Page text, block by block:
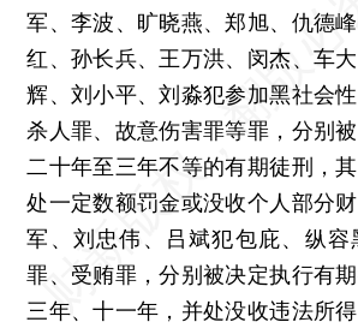
军、李波、旷晓燕、郑旭、仇德
红、孙长兵、王万洪、闵杰、车
辉、刘小平、刘淼犯参加黑社会
杀人罪、故意伤害罪等罪，分别
二十年至三年不等的有期徒刑，
处一定数额罚金或没收个人部分
军、刘忠伟、吕斌犯包庇、纵容
罪、受贿罪，分别被决定执行有
三年、十一年，并处没收违法所